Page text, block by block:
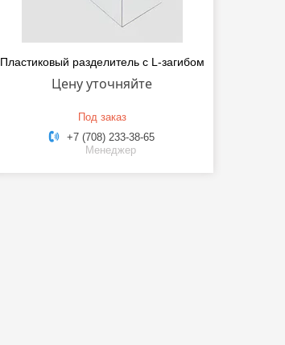
Пластиковый разделитель с L-загибом
Цену уточняйте
Под заказ
+7 (708) 233-38-65
Менеджер